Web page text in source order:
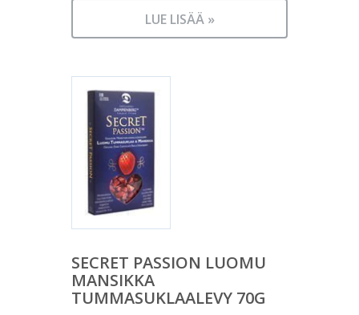
LUE LISÄÄ »
SECRET PASSION LUOMU
MANSIKKA
TUMMASUKLAALEVY 70G